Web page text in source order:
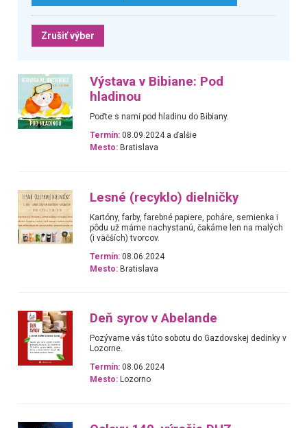
Zrušiť výber
Výstava v Bibiane: Pod
hladinou
Poďte s nami pod hladinu do Bibiany.
Termín: 08.09.2024 a ďalšie
Mesto: Bratislava
Lesné (recyklo) dielničky
Kartóny, farby, farebné papiere, poháre, semienka i
pôdu už máme nachystanú, čakáme len na malých
(i väčších) tvorcov.
Termín: 08.06.2024
Mesto: Bratislava
Deň syrov v Abelande
Pozývame vás túto sobotu do Gazdovskej dedinky v
Lozorne.
Termín: 08.06.2024
Mesto: Lozorno